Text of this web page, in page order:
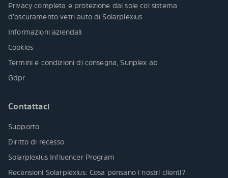
Privacy completa e protezione dal sole col sistema
d’oscuramento vetri auto di Solarplexius
Informazioni aziendali
Cookies
Termini e condizioni di consegna, Sunplex ab
Gdpr
Contattaci
Supporto
Diritto di recesso
Solarplexius Influencer Program
Recensioni Solarplexius: Cosa pensano i nostri clienti?